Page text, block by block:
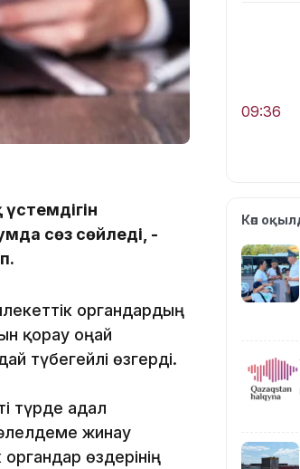
сөз сөйледі, -
органдардың
қорғау оңай
түбегейлі өзгерді.
түрде адал
жинау
өздерінің
09:36
09:30
Көп